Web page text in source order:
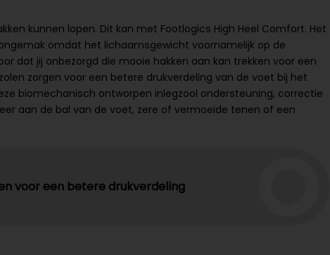
kunnen lopen. Dit kan met Footlogics High Heel Comfort. Het
omdat het lichaamsgewicht voornamelijk op de
dat jij onbezorgd die mooie hakken aan kan trekken voor een
zorgen voor een betere drukverdeling van de voet bij het
biomechanisch ontworpen inlegzool ondersteuning, correctie
aan de bal van de voet, zere of vermoeide tenen of een
voor een betere drukverdeling